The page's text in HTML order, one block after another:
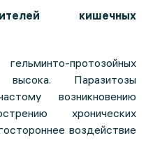
кишечных
протозойных
Паразитозы
возникновению
хронических
воздействие